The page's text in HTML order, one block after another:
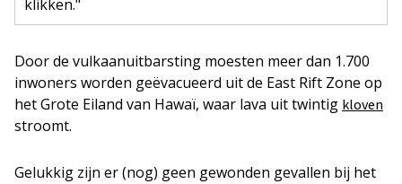
klikken."
Door de vulkaanuitbarsting moesten meer dan 1.700
inwoners worden geëvacueerd uit de East Rift Zone op
het Grote Eiland van Hawaï, waar lava uit twintig kloven
stroomt.
Gelukkig zijn er (nog) geen gewonden gevallen bij het